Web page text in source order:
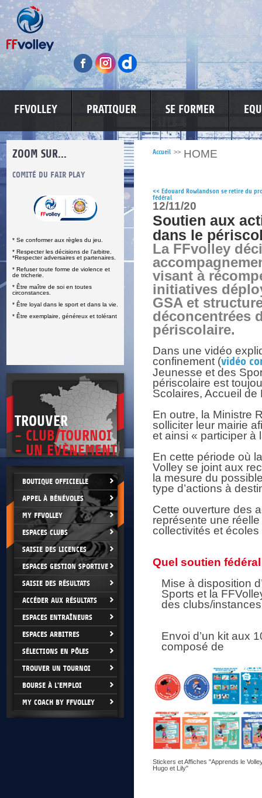
FFVOLLEY PRATIQUER SE FORMER
ZOOM SUR...
COMITÉ DU FAIR PLAY
* Se conformer aux règles du jeu.
* Respecter les décisions de l’arbitre.
*Respecter adversaires et partenaires.
* Refuser toute forme de violence et
de tricherie.
* Être maître de soi en toutes
circonstances.
* Être loyal dans le sport et dans la vie.
* Être exemplaire, généreux et tolérant
LUTTE CONTRE LES VIOLENCES
TROUVER
- CLUB/TOURNOI
- UN EVÈNEMENT
BOUTIQUE OFFICIELLE
APPEL À BÉNÉVOLES
MY FFVOLLEY
ESPACES CLUBS
SAISIE DES LICENCES
ESPACES GESTION SPORTIVE
SAISIE DES RÉSULTATS
ACCÉDER AUX RÉSULTATS
ESPACES ENTRAÎNEURS
ESPACES ARBITRES
SÉLECTIONS EN PÔLES
TROUVER UN TOURNOI
BOURSE À L'EMPLOI
MY COACH BY FFVOLLEY
Accueil >> HOME
<< Edouard Rowlandson se retire du
fédéral
12/11/20
Soutien aux
dans le
La FFvolley
visant à
initiatives
GSA et
déconcentrées
périscolaire.
Dans une vidéo
confinement (vidéo
Jeunesse et des
périscolaire est
Scolaires, Accueil
En outre, la Ministre
solliciter leur mairie
et ainsi « participer à
En cette période où
Volley se joint aux
la mesure du
type d’actions à
Cette ouverture des
représente une
collectivités et écoles
Quel soutien
Mise à disposition
Sports et la
des clubs/
Envoi d’un kit aux
composé de
Stickers et Affiches "Apprends le
Hugo et Lily"